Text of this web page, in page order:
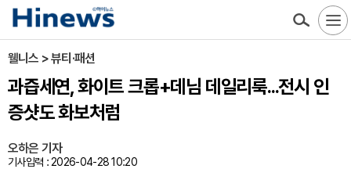
웰니스 > 뷰티·패션
과즙세연, 화이트 크롭+데님 데일리룩...전시 인
증샷도 화보처럼
오하은 기자
기사입력 : 2026-04-28 10:20